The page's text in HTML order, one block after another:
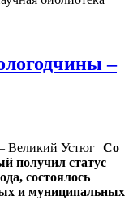
–
Со
получил статус
состоялось
и муниципальных